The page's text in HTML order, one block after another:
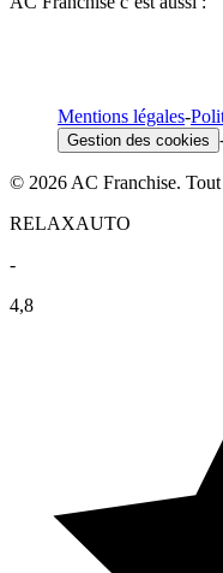
Mentions légales-
Gestion des cookies
© 2026 AC Franchise. Tout
RELAXAUTO
-
4,8